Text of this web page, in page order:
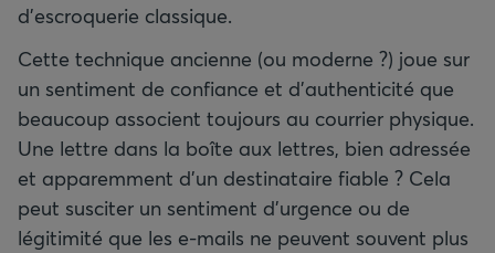
d’escroquerie classique.
Cette technique ancienne (ou moderne ?) joue sur
un sentiment de confiance et d’authenticité que
beaucoup associent toujours au courrier physique.
Une lettre dans la boîte aux lettres, bien adressée
et apparemment d’un destinataire fiable ? Cela
peut susciter un sentiment d’urgence ou de
légitimité que les e-mails ne peuvent souvent plus